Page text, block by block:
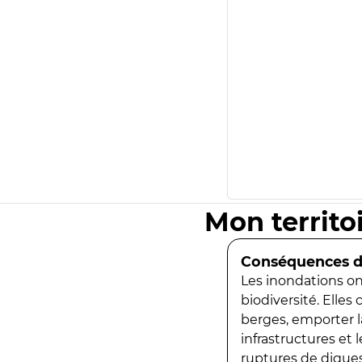
Mon
Conséquences
Les inondations
biodiversité. Elles
berges, emporter
infrastructures et
ruptures de